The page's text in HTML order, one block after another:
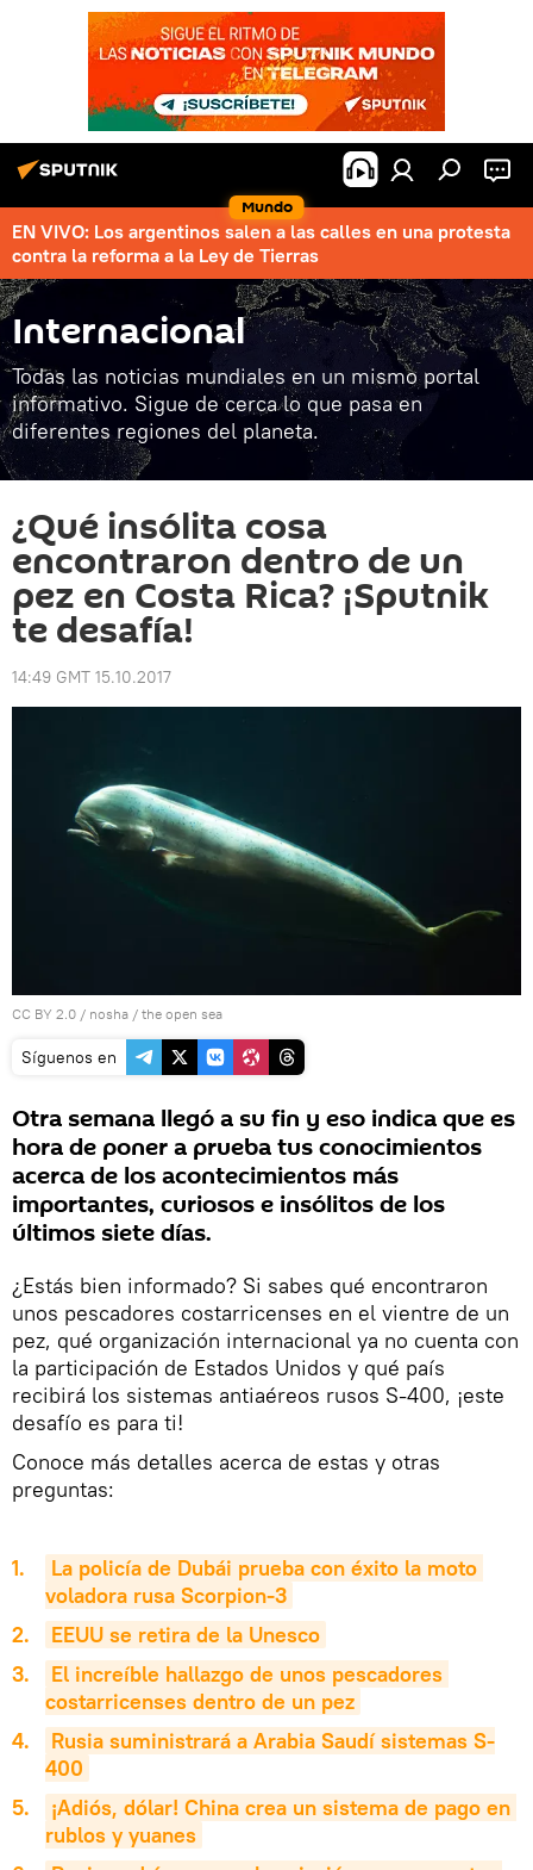
Mundo
EN VIVO: Los argentinos salen a las calles en una protesta
contra la reforma a la Ley de Tierras
Internacional
Todas las noticias mundiales en un mismo portal
informativo. Sigue de cerca lo que pasa en
diferentes regiones del planeta.
¿Qué insólita cosa
encontraron dentro de un
pez en Costa Rica? ¡Sputnik
te desafía!
14:49 GMT 15.10.2017
CC BY 2.0 / nosha / the open sea
Síguenos en
Otra semana llegó a su fin y eso indica que es
hora de poner a prueba tus conocimientos
acerca de los acontecimientos más
importantes, curiosos e insólitos de los
últimos siete días.
¿Estás bien informado? Si sabes qué encontraron
unos pescadores costarricenses en el vientre de un
pez, qué organización internacional ya no cuenta con
la participación de Estados Unidos y qué país
recibirá los sistemas antiaéreos rusos S-400, ¡este
desafío es para ti!
Conoce más detalles acerca de estas y otras
preguntas:
La policía de Dubái prueba con éxito la moto
voladora rusa Scorpion-3
EEUU se retira de la Unesco
El increíble hallazgo de unos pescadores
costarricenses dentro de un pez
Rusia suministrará a Arabia Saudí sistemas S-
400
¡Adiós, dólar! China crea un sistema de pago en
rublos y yuanes